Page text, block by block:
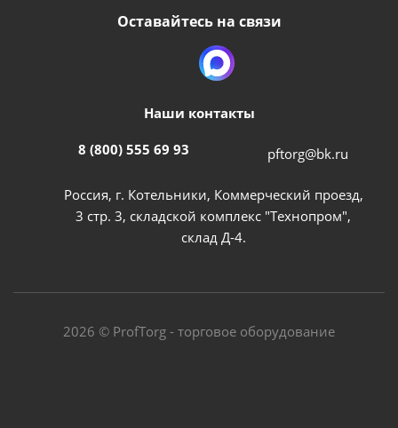
Оставайтесь на связи
Наши контакты
8 (800) 555 69 93 pftorg@bk.ru
Россия, г. Котельники, Коммерческий проезд,
3 стр. 3, складской комплекс "Технопром",
склад Д-4.
2026 © ProfTorg - торговое оборудование